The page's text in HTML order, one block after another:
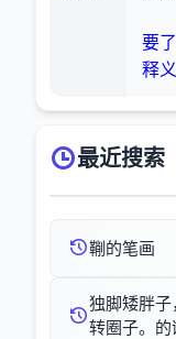
要
释义
最近搜索
鞩的笔画
独脚矮胖
转圈子。的